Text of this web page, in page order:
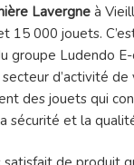
Lavergneà
15 000 jouets.
groupe Ludendo
d’activité de
des jouets qui
sécurité et la